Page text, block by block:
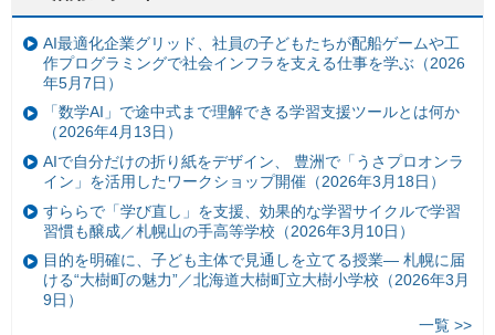
AI最適化企業グリッド、社員の子どもたちが配船ゲームや工
作プログラミングで社会インフラを支える仕事を学ぶ（2026
年5月7日）
「数学AI」で途中式まで理解できる学習支援ツールとは何か
（2026年4月13日）
AIで自分だけの折り紙をデザイン、 豊洲で「うさプロオンラ
イン」を活用したワークショップ開催（2026年3月18日）
すららで「学び直し」を支援、効果的な学習サイクルで学習
習慣も醸成／札幌山の手高等学校（2026年3月10日）
目的を明確に、子ども主体で見通しを立てる授業— 札幌に届
ける“大樹町の魅力”／北海道大樹町立大樹小学校（2026年3月
9日）
一覧 >>